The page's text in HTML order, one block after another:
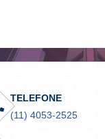
TELEFONE
(11) 4053-2525